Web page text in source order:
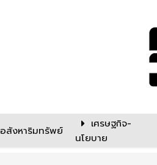
อสังหาริมทรัพย์
เศรษฐกิจ-
นโยบาย